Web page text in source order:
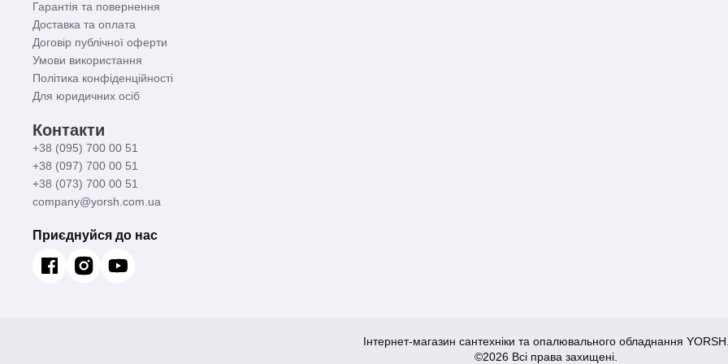
Гарантія та повернення
Доставка та оплата
Договір публічної оферти
Умови використання
Політика конфіденційності
Для юридичних осіб
Контакти
+38 (095) 700 00 51
+38 (097) 700 00 51
+38 (073) 700 00 51
company@yorsh.com.ua
Приєднуйся до нас
Інтернет-магазин сантехніки та опалювального обладнання
©2026 Всі права захищені.